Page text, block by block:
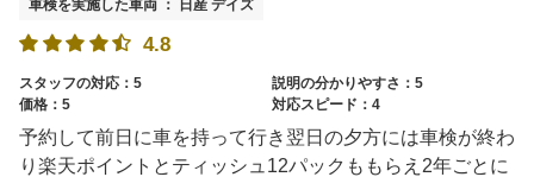
車検を実施した車両 ： 日産 デイズ
4.8
スタッフの対応：5
説明の分かりやすさ：5
価格：5
対応スピード：4
予約して前日に車を持って行き翌日の夕方には車検が終わ
り楽天ポイントとティッシュ12パックももらえ2年ごとに